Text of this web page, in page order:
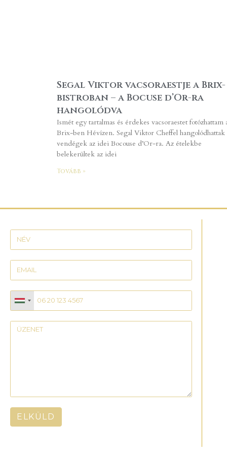
Segal Viktor vacsoraestje a Brix-
bistroban – a Bocuse d’Or-ra
hangolódva
Ismét egy tartalmas és érdekes vacsoraestet fotózhattam
Brix-ben Hévízen. Segal Viktor Cheffel hangolódhattak
vendégek az idei Bocouse d’Or-ra. Az ételekbe
belekerültek az idei
Tovább »
ELKÜLD